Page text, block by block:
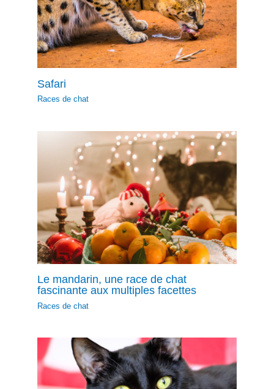
Safari
Races de chat
Le mandarin, une race de chat
fascinante aux multiples facettes
Races de chat